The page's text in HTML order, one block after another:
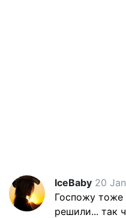
IceBaby 20
Госпожу тоже
решили... так